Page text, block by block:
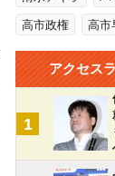
高市政権 高市
アクセス
1